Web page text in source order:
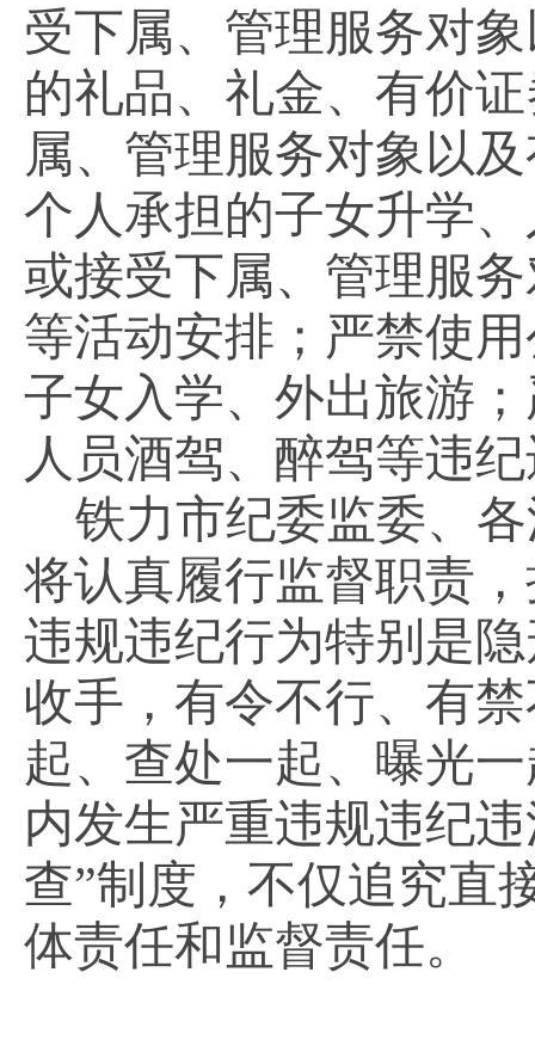
受下属、管理服务对
的礼品、礼金、有价
属、管理服务对象以
个人承担的子女升学
或接受下属、管理服
等活动安排；严禁使
子女入学、外出旅游
人员酒驾、醉驾等违
铁力市纪委监委、
将认真履行监督职责
违规违纪行为特别是
收手，有令不行、有
起、查处一起、曝光
内发生严重违规违纪
查”制度，不仅追究直
体责任和监督责任。